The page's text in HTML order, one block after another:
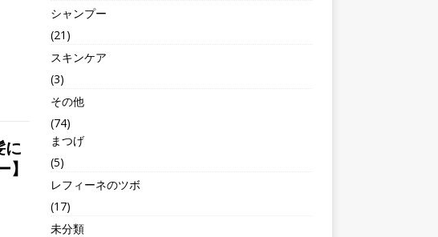
に
シャンプー
(21)
スキンケア
(3)
その他
(74)
まつげ
(5)
レフィーネのツボ
(17)
未分類